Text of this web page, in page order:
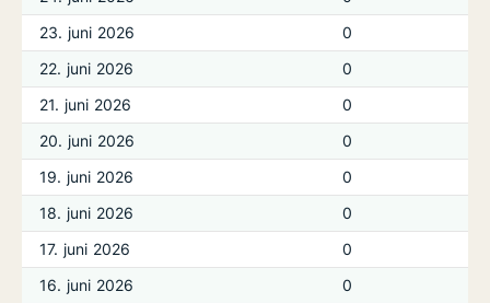
23. juni 2026
0
22. juni 2026
0
21. juni 2026
0
20. juni 2026
0
19. juni 2026
0
18. juni 2026
0
17. juni 2026
0
16. juni 2026
0